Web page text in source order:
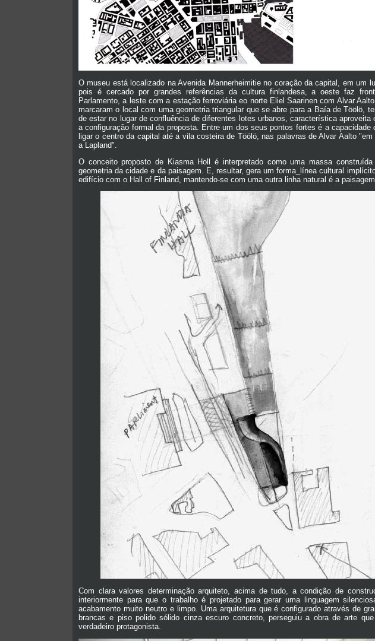
O museu está localizado na Avenida Mannerheimitie no coração da capital, em um
pois é cercado por grandes referências da cultura finlandesa, a oeste faz
Parlamento, a leste com a estação ferroviária eo norte Eliel Saarinen com Alvar Aalto
marcaram o local com uma geometria triangular que se abre para a Baía de Töölö,
de estar no lugar de confluência de diferentes lotes urbanos, característica aproveita
a configuração formal da proposta. Entre um dos seus pontos fortes é a capacidade
ligar o centro da capital até a vila costeira de Töölö, nas palavras de Alvar Aalto
a Lapland".
O conceito proposto de Kiasma Holl é interpretado como uma massa
geometria da cidade e da paisagem. E, resultar, gera um forma_línea cultural
edifício com o Hall of Finland, mantendo-se com uma outra linha natural é a paisagem.
Com clara valores determinação arquiteto, acima de tudo, a condição de
interiormente para que o trabalho é projetado para gerar uma linguagem
acabamento muito neutro e limpo. Uma arquitetura que é configurado através de
brancas e piso polido sólido cinza escuro concreto, perseguiu a obra de arte
verdadeiro protagonista.